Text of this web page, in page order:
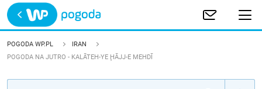
Trwa ładowanie
POLSKA
POGODA WP.PL
IRAN
POGODA NA JUTRO - KALĀTEH-YE ḨĀJJ-E MEHDĪ